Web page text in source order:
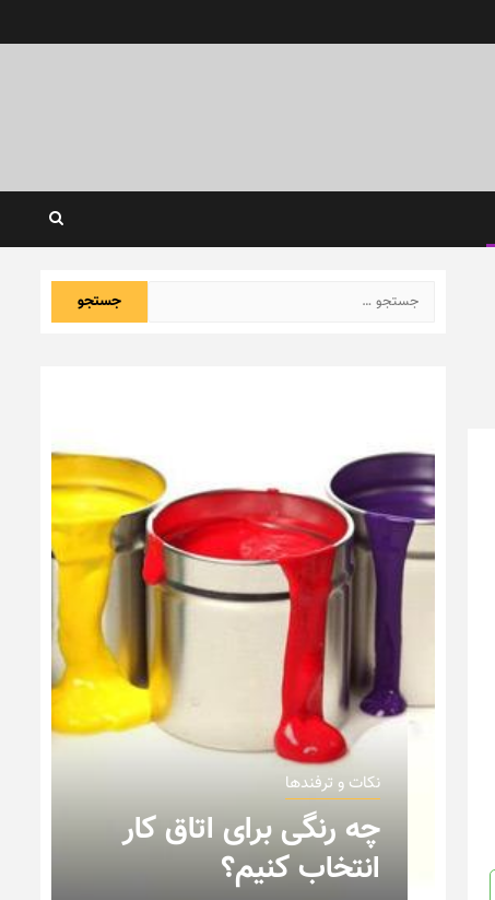
جستجو
برای:
نکات و ترفندها
نکاتی که باید به هنگام
چیدمان خانه عروس بدانیم
+ تصویر